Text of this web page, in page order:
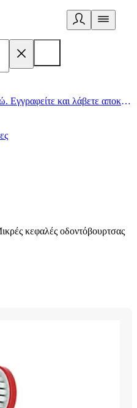
Ο υγιεινός τρόπος ζωής ξεκινά εδώ. Εγγραφείτε και λάβετε αποκλειστικές προσφορές
κεφαλές οδοντόβουρτσας